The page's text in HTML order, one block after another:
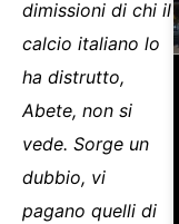
dimissioni di chi il
calcio italiano lo
ha distrutto,
Abete, non si
vede. Sorge un
dubbio, vi
pagano quelli di